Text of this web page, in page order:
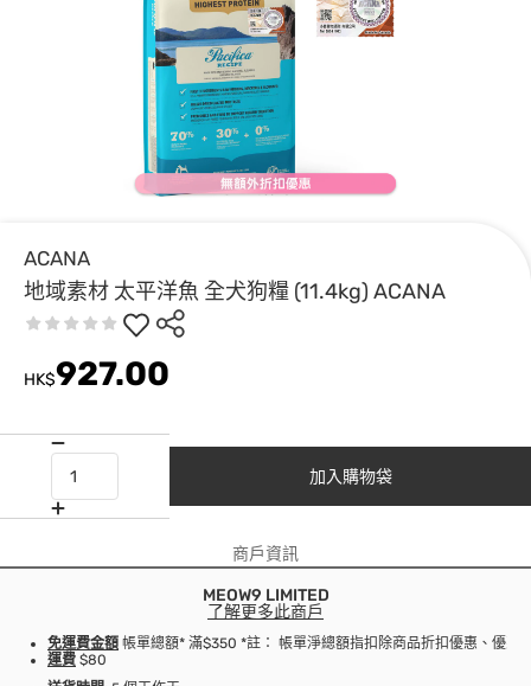
ACANA
地域素材 太平洋魚 全犬狗糧 (11.4kg) ACANA
HK$927.00
加入購物袋
商戶資訊
MEOW9 LIMITED
了解更多此商戶
免運費金額 帳單總額* 滿$350 *註： 帳單淨總額指扣除商品折扣優惠、優惠
運費 $80